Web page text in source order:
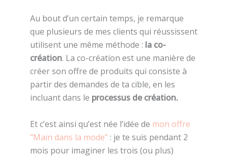
Au bout d’un certain temps, je remarque
que plusieurs de mes clients qui réussissent
utilisent une même méthode : la co-
création. La co-création est une manière de
créer son offre de produits qui consiste à
partir des demandes de ta cible, en les
incluant dans le processus de création.
Et c’est ainsi qu’est née l’idée de mon offre
“Main dans la mode”: je te suis pendant 2
mois pour imaginer les trois (ou plus)